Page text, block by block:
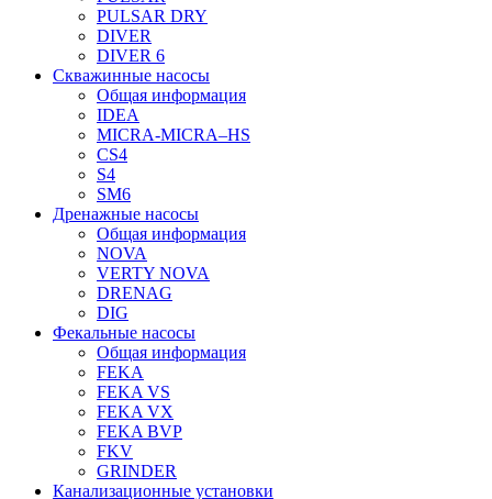
PULSAR DRY
DIVER
DIVER 6
Скважинные насосы
Общая информация
IDEA
MICRA-MICRA–HS
CS4
S4
SM6
Дренажные насосы
Общая информация
NOVA
VERTY NOVA
DRENAG
DIG
Фекальные насосы
Общая информация
FEKA
FEKA VS
FEKA VX
FEKA BVP
FKV
GRINDER
Канализационные установки